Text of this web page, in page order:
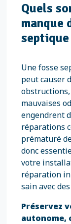
Quels
manque
septique
Une fosse
peut causer
mauvaises
engendrent
réparations
prématuré
donc
votre
réparation
sain avec
Préservez
autonome,